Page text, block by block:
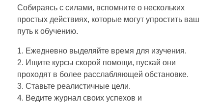
Собираясь с силами, вспомните о нескольких
простых действиях, которые могут упростить ваш
путь к обучению.
1. Ежедневно выделяйте время для изучения.
2. Ищите курсы скорой помощи, пускай они
проходят в более расслабляющей обстановке.
3. Ставьте реалистичные цели.
4. Ведите журнал своих успехов и